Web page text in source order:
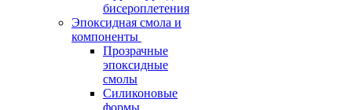
бисероплетения
Эпоксидная смола и
компоненты
Прозрачные
эпоксидные
смолы
Силиконовые
формы